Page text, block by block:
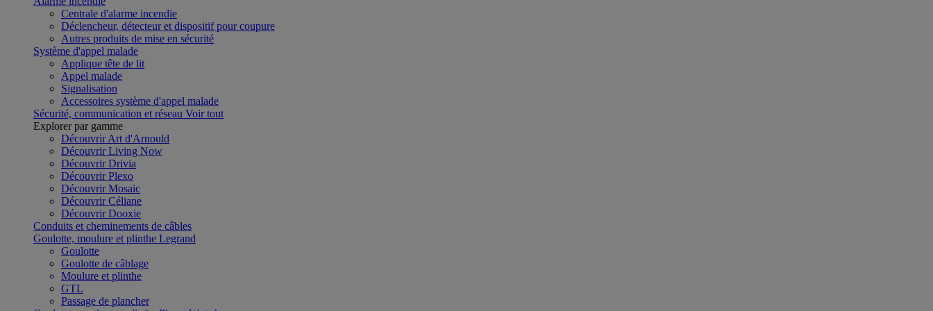
Centrale d'alarme incendie
Déclencheur, détecteur et dispositif pour coupure
Autres produits de mise en sécurité
Système d'appel malade
Applique tête de lit
Appel malade
Signalisation
Accessoires système d'appel malade
Sécurité, communication et réseau Voir tout
Explorer par gamme
Découvrir Art d'Arnould
Découvrir Living Now
Découvrir Drivia
Découvrir Plexo
Découvrir Mosaic
Découvrir Céliane
Découvrir Dooxie
Conduits et cheminements de câbles
Goulotte, moulure et plinthe Legrand
Goulotte
Goulotte de câblage
Moulure et plinthe
GTL
Passage de plancher